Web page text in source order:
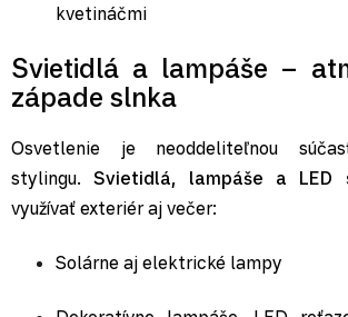
kvetináčmi
Svietidlá a lampáše –
západe slnka
Osvetlenie je neoddeliteľnou
stylingu.Svietidlá, lampáše a LED
využívať exteriér aj večer:
Solárne aj elektrické lampy